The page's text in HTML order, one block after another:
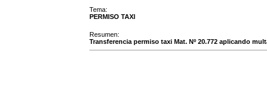
Tema:
PERMISO TAXI
Resumen:
Transferencia permiso taxi Mat. Nº 20.772 aplicando